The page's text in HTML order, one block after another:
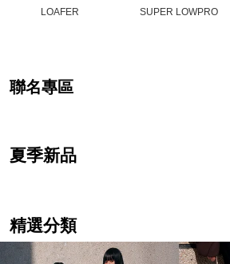
LOAFER SUPER LOWPRO
聯名專區
夏季新品
精選分類